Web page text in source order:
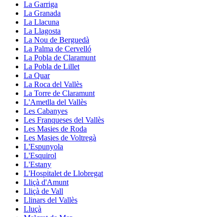
La Garriga
La Granada
La Llacuna
La Llagosta
La Nou de Berguedà
La Palma de Cervelló
La Pobla de Claramunt
La Pobla de Lillet
La Quar
La Roca del Vallès
La Torre de Claramunt
L'Ametlla del Vallès
Les Cabanyes
Les Franqueses del Vallès
Les Masies de Roda
Les Masies de Voltregà
L'Espunyola
L'Esquirol
L'Estany
L'Hospitalet de Llobregat
Lliçà d'Amunt
Lliçà de Vall
Llinars del Vallès
Lluçà